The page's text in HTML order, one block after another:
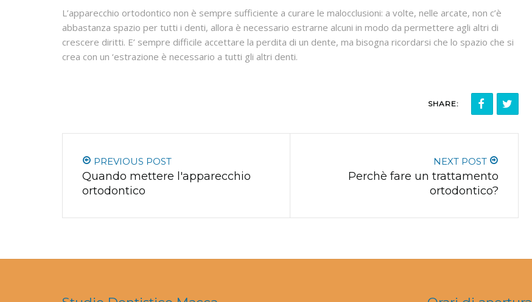
L’apparecchio ortodontico non è sempre sufficiente a curare le malocclusioni: a volte, nelle arcate, non c’è
abbastanza spazio per tutti i denti, allora è necessario estrarne alcuni in modo da permettere agli altri di
crescere diritti. E’ sempre difficile accettare la perdita di un dente, ma bisogna ricordarsi che lo spazio che si
crea con un ‘estrazione è necessario a tutti gli altri denti.
SHARE:
PREVIOUS POST
Quando mettere l'apparecchio
ortodontico
NEXT POST
Perchè fare un trattamento
ortodontico?